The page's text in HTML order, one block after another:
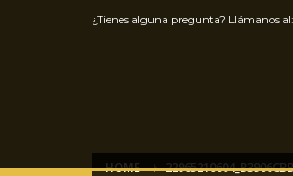
¿Tienes alguna pregunta? Llámanos al:
HOME